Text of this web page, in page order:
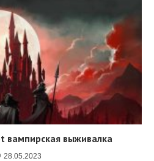
вампирская выживалка
28.05.2023